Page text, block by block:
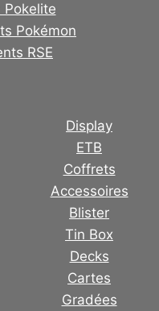
Pokelite
Pokémon
RSE
Display
ETB
Coffrets
Accessoires
Blister
Tin Box
Decks
Cartes
Gradées